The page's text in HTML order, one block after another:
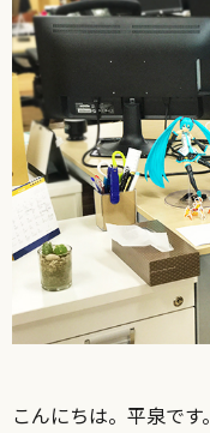
こんにちは。平泉です。